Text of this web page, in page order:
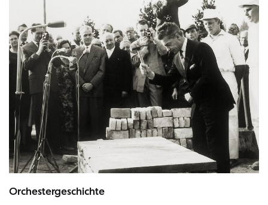
Orchestergeschichte